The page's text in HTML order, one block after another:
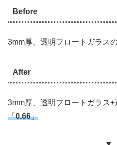
Before
3mm厚、透明フロートガラス
After
3mm厚、透明フロートガラス
「0.66」